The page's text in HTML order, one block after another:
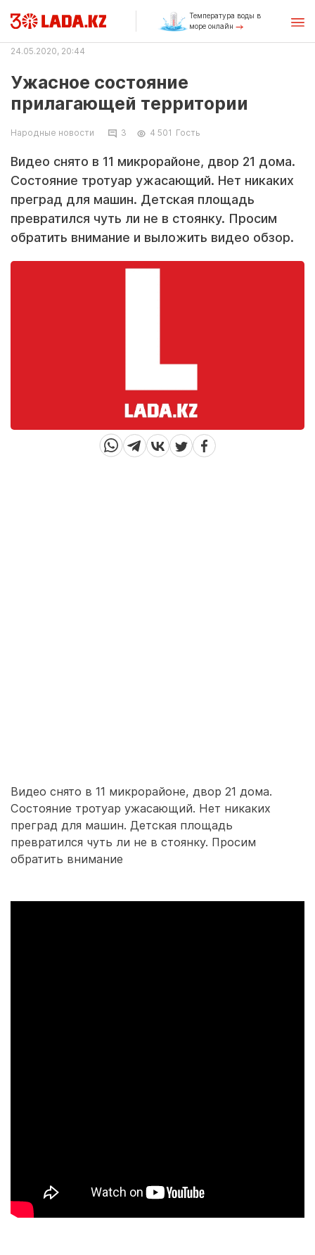
Температура воды в
море онлайн
24.05.2020, 20:44
Ужасное состояние
прилагающей территории
Народные новости 3 4 501 Гость
Видео снято в 11 микрорайоне, двор 21 дома.
Состояние тротуар ужасающий. Нет никаких
преград для машин. Детская площадь
превратился чуть ли не в стоянку. Просим
обратить внимание и выложить видео обзор.
Видео снято в 11 микрорайоне, двор 21 дома.
Состояние тротуар ужасающий. Нет никаких
преград для машин. Детская площадь
превратился чуть ли не в стоянку. Просим
обратить внимание